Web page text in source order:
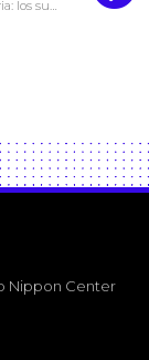
Nippon Center